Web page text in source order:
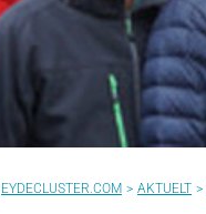
EYDECLUSTER.COM AKTUELT